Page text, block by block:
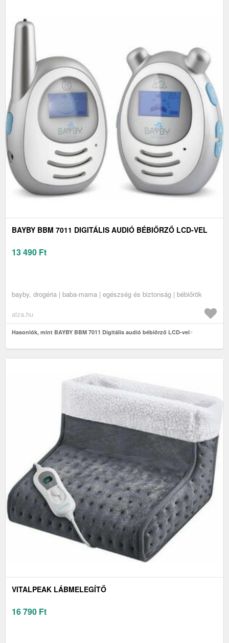
BAYBY BBM 7011 DIGITÁLIS AUDIÓ BÉBIŐRZŐ LCD-VEL
13 490 Ft
bayby, drogéria | baba-mama | egészség és biztonság | bébiőrök
alza.hu
Hasonlók, mint BAYBY BBM 7011 Digitális audió bébiőrző LCD-vel
VITALPEAK LÁBMELEGÍTŐ
16 790 Ft